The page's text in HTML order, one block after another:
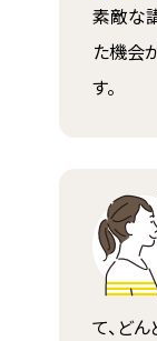
素敵な
た機会
す。
て、ど